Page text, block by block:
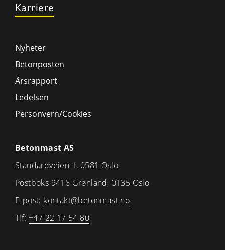
Karriere
Nyheter
Betonposten
Årsrapport
Ledelsen
Personvern/Cookies
Betonmast AS
Standardveien 1, 0581 Oslo
Postboks 9416 Grønland, 0135 Oslo
E-post: kontakt@betonmast.no
Tlf: +47 22 17 54 80